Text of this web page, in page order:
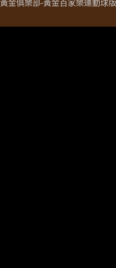
黃金俱樂部-黃金百家樂運動球